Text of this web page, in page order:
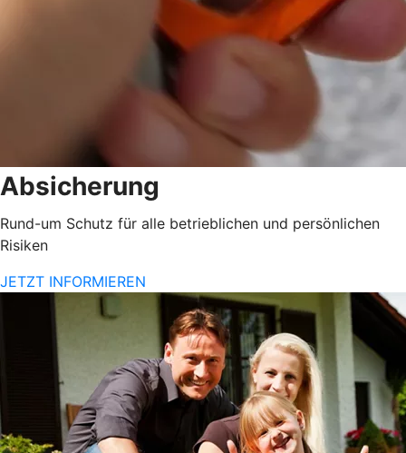
Absicherung
Rund-um Schutz für alle betrieblichen und persönlichen
Risiken
JETZT INFORMIEREN